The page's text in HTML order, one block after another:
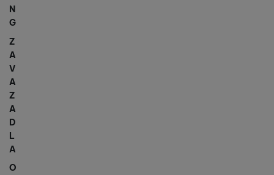
N
G
Z
A
V
A
Z
A
D
L
A
O